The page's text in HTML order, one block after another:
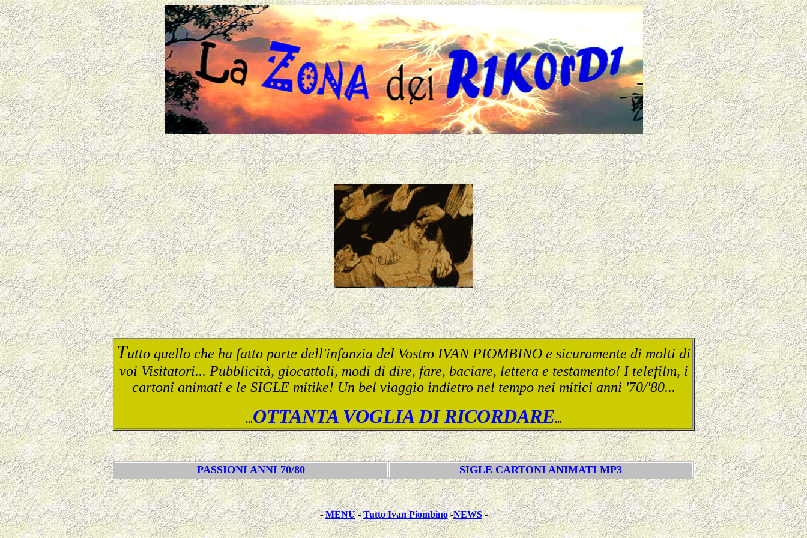
Tutto quello che ha fatto parte dell'infanzia del Vostro IVAN PIOMBINO e sicuramente di molti di
voi Visitatori... Pubblicità, giocattoli, modi di dire, fare, baciare, lettera e testamento! I telefilm, i
cartoni animati e le SIGLE mitike! Un bel viaggio indietro nel tempo nei mitici anni '70/'80...
...OTTANTA VOGLIA DI RICORDARE...
PASSIONI ANNI 70/80 SIGLE CARTONI ANIMATI MP3
-MENU-Tutto Ivan Piombino-NEWS-